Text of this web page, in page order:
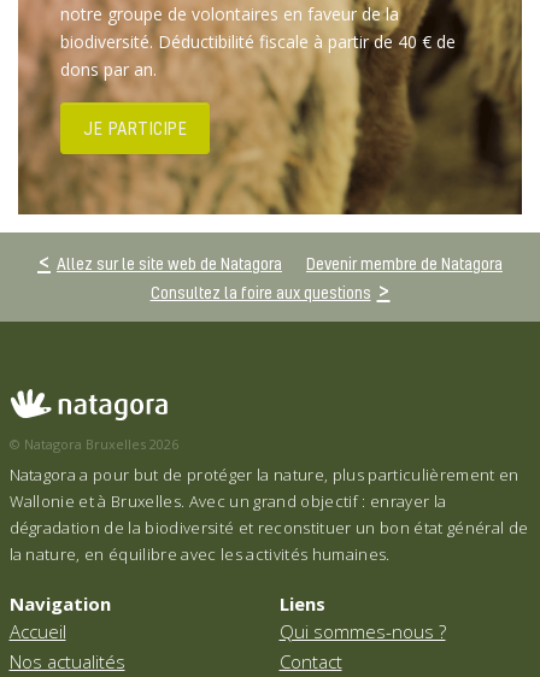
notre groupe de volontaires en faveur de la
biodiversité. Déductibilité fiscale à partir de 40 € de
dons par an.
JE PARTICIPE
Allez sur le site web de Natagora
Devenir membre de Natagora
Consultez la foire aux questions
© Natagora Bruxelles 2026
Natagora a pour but de protéger la nature, plus particulièrement en
Wallonie et à Bruxelles. Avec un grand objectif : enrayer la
dégradation de la biodiversité et reconstituer un bon état général de
la nature, en équilibre avec les activités humaines.
Navigation
Accueil
Nos actualités
Liens
Qui sommes-nous ?
Contact